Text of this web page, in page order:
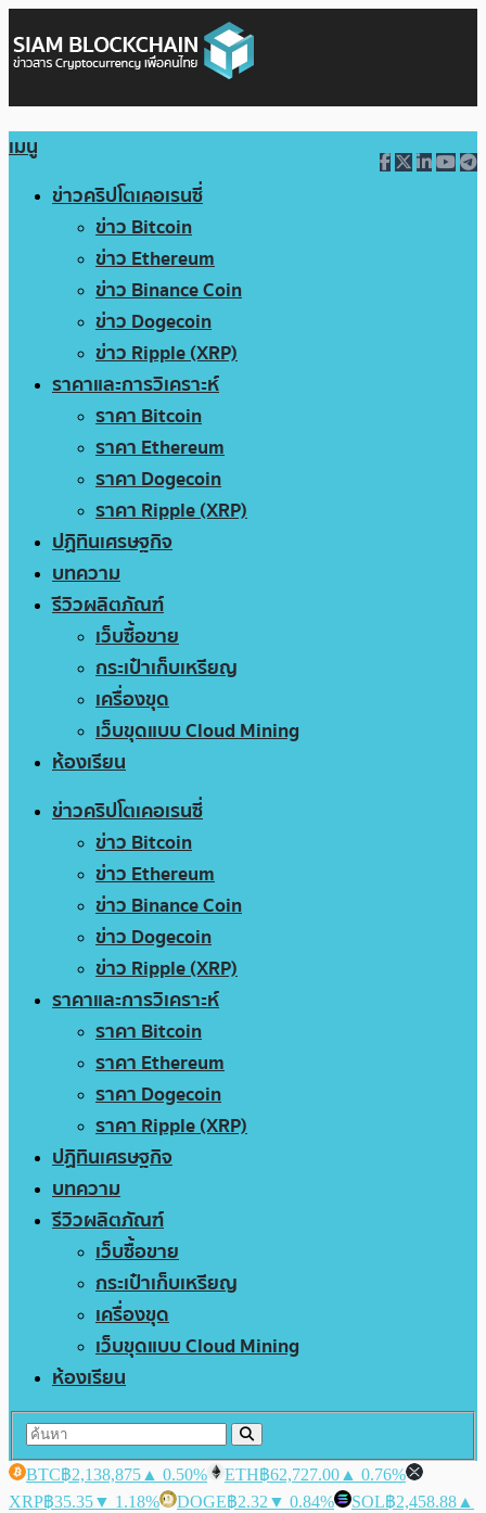
เมนู
ข่าวคริปโตเคอเรนซี่
ข่าว Bitcoin
ข่าว Ethereum
ข่าว Binance Coin
ข่าว Dogecoin
ข่าว Ripple (XRP)
ราคาและการวิเคราะห์
ราคา Bitcoin
ราคา Ethereum
ราคา Dogecoin
ราคา Ripple (XRP)
ปฏิทินเศรษฐกิจ
บทความ
รีวิวผลิตภัณฑ์
เว็บซื้อขาย
กระเป๋าเก็บเหรียญ
เครื่องขุด
เว็บขุดแบบ Cloud Mining
ห้องเรียน
ข่าวคริปโตเคอเรนซี่
ข่าว Bitcoin
ข่าว Ethereum
ข่าว Binance Coin
ข่าว Dogecoin
ข่าว Ripple (XRP)
ราคาและการวิเคราะห์
ราคา Bitcoin
ราคา Ethereum
ราคา Dogecoin
ราคา Ripple (XRP)
ปฏิทินเศรษฐกิจ
บทความ
รีวิวผลิตภัณฑ์
เว็บซื้อขาย
กระเป๋าเก็บเหรียญ
เครื่องขุด
เว็บขุดแบบ Cloud Mining
ห้องเรียน
BTC฿2,138,875 ▲ 0.50% ETH฿62,727.00 ▲ 0.76%
XRP฿35.35▼ 1.18% DOGE฿2.32 ▼ 0.84% SOL฿2,458.88 ▲